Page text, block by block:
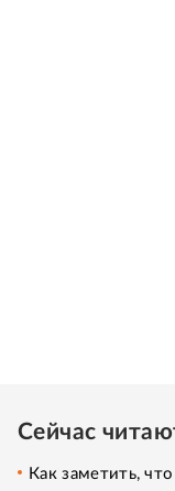
Сейчас
Как заметить,